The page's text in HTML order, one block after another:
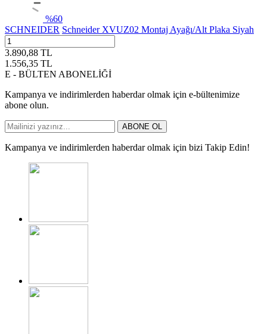
%60
SCHNEIDER Schneider XVUZ02 Montaj Ayağı/Alt Plaka Siyah
3.890,88 TL
1.556,35 TL
E - BÜLTEN ABONELİĞİ
Kampanya ve indirimlerden haberdar olmak için e-bültenimize
abone olun.
ABONE OL
Kampanya ve indirimlerden haberdar olmak için bizi Takip Edin!